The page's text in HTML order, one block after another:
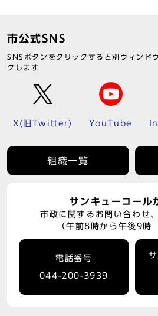
市公式SNS
SNSボタンをクリックすると別ウィンド
クします
X(旧Twitter) YouTube
組織一覧
サンキューコール
市政に関するお問い合わせ
（午前8時から午後9時
電話番号
044-200-3939